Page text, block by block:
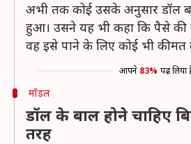
अभी तक कोई उसके अनुसार डॉल
हुआ। उसने यह भी कहा कि पैसे की
वह इसे पाने के लिए कोई भी कीमत
आपने 83% पढ़ लिया
मॉडल
डॉल के बाल होने चाहिए
तरह